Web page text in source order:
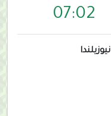
07:02
نيوزيلندا